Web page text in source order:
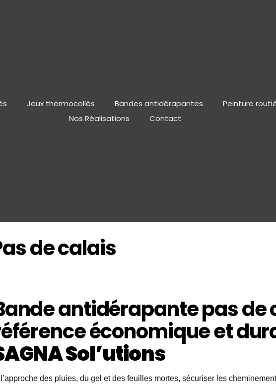
Jeux thermocollés Bandes antidérapantes
Peinture
Nos Réalisations
Contact
de calais
antidérapante pas de
économique et
Sol’utions
des pluies, du gel et des feuilles mortes, sécuriser les